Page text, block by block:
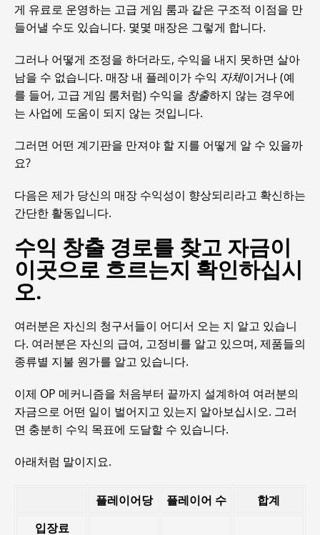
게 유료로 운영하는 고급 게임 룸과 같은 구조적 이점을 만
들어낼 수도 있습니다. 몇몇 매장은 그렇게 합니다.
그러나 어떻게 조정을 하더라도, 수익을 내지 못하면 살아
남을 수 없습니다. 매장 내 플레이가 수익 자체이거나 (예
를 들어, 고급 게임 룸처럼) 수익을 창출하지 않는 경우에
는 사업에 도움이 되지 않는 것입니다.
그러면 어떤 계기판을 만져야 할 지를 어떻게 알 수 있을까
요?
다음은 제가 당신의 매장 수익성이 향상되리라고 확신하는
간단한 활동입니다.
수익 창출 경로를 찾고 자금이
이곳으로 흐르는지 확인하십시
오.
여러분은 자신의 청구서들이 어디서 오는 지 알고 있습니
다. 여러분은 자신의 급여, 고정비를 알고 있으며, 제품들의
종류별 지불 원가를 알고 있습니다.
이제 OP 메커니즘을 처음부터 끝까지 설계하여 여러분의
자금으로 어떤 일이 벌어지고 있는지 알아보십시오. 그러
면 충분히 수익 목표에 도달할 수 있습니다.
아래처럼 말이지요.
플레이어당 플레이어 수 합계
입장료